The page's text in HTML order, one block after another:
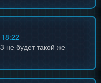
не будет такой же